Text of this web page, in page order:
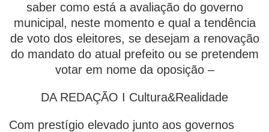
saber como está a avaliação do governo
municipal, neste momento e qual a tendência
de voto dos eleitores, se desejam a renovação
do mandato do atual prefeito ou se pretendem
votar em nome da oposição –
DA REDAÇÃO I Cultura&Realidade
Com prestígio elevado junto aos governos